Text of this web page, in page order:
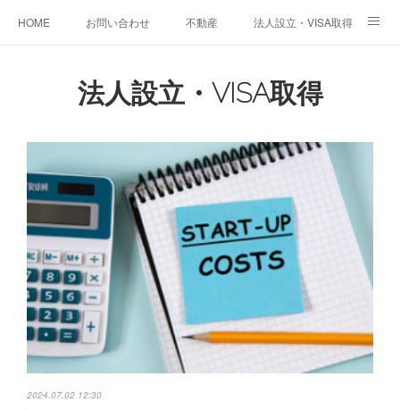
HOME お問い合わせ 不動産 法人設立・VISA取得
法人設立・VISA取得
2024.07.02 12:30